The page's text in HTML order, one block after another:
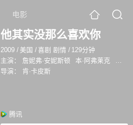
电影
他其实没那么喜欢你
2009 / 美国 /喜剧 剧情 / 129分钟
主演：
詹妮弗·安妮斯顿 本·阿弗莱克
詹妮
导演：
肯·卡皮斯
腾讯